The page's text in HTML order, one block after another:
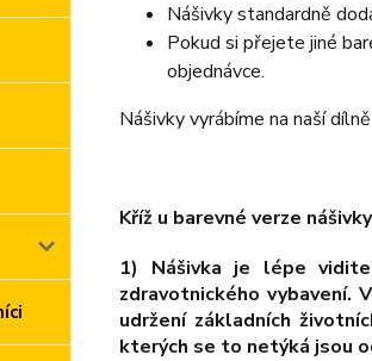
Nášivky standardně
Pokud si přejete jiné
objednávce.
Nášivky vyrábíme na naší
Kříž u barevné verze
1) Nášivka je lépe
zdravotnického vybavení.
udržení základních
kterých se to netýká jsou